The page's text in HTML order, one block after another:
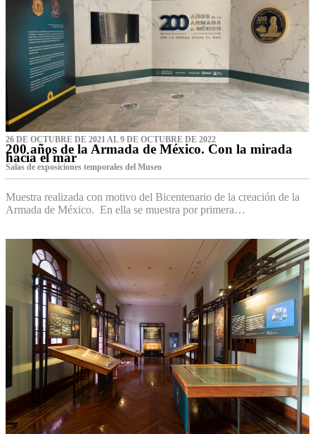
26 DE OCTUBRE DE 2021 AL 9 DE OCTUBRE DE 2022
200 años de la Armada de México. Con la mirada
hacia el mar
Salas de exposiciones temporales del Museo‌
Muestra realizada con motivo del Bicentenario de la creación de la
Armada de México. En ella se muestra por primera…